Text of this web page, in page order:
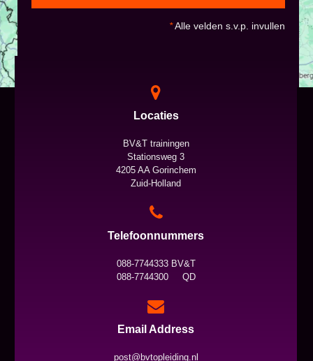
*Alle velden s.v.p. invullen
Locaties
BV&T trainingen
Stationsweg 3
4205 AA Gorinchem
Zuid-Holland
Telefoonnummers
088-7744333 BV&T
088-7744300 QD
Email Address
post@bvtopleiding.nl